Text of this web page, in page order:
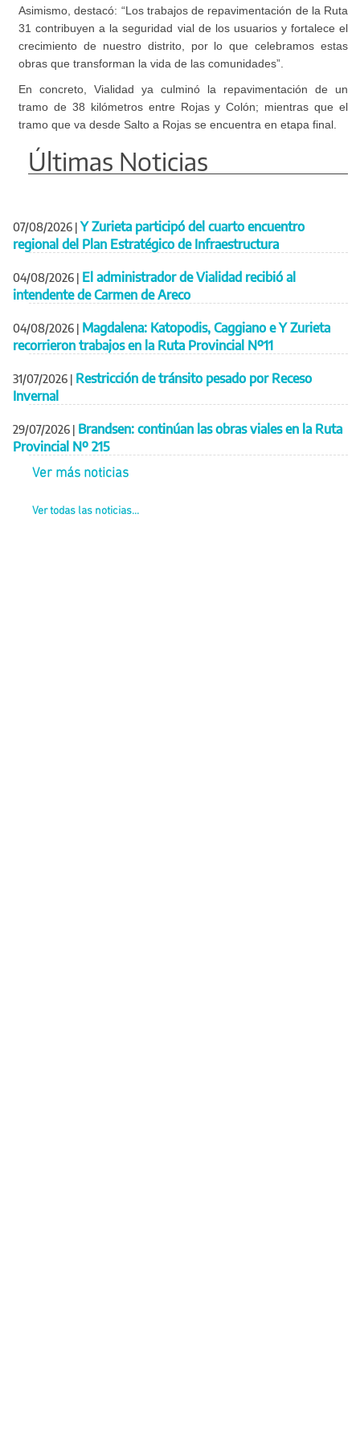
Asimismo, destacó: “Los trabajos de repavimentación de la Ruta
31 contribuyen a la seguridad vial de los usuarios y fortalece el
crecimiento de nuestro distrito, por lo que celebramos estas
obras que transforman la vida de las comunidades”.
En concreto, Vialidad ya culminó la repavimentación de un
tramo de 38 kilómetros entre Rojas y Colón; mientras que el
tramo que va desde Salto a Rojas se encuentra en etapa final.
Últimas Noticias
07/08/2026 | Y Zurieta participó del cuarto encuentro
regional del Plan Estratégico de Infraestructura
04/08/2026 | El administrador de Vialidad recibió al
intendente de Carmen de Areco
04/08/2026 | Magdalena: Katopodis, Caggiano e Y Zurieta
recorrieron trabajos en la Ruta Provincial Nº11
31/07/2026 | Restricción de tránsito pesado por Receso
Invernal
29/07/2026 | Brandsen: continúan las obras viales en la Ruta
Provincial Nº 215
Ver más noticias
Ver todas las noticias...